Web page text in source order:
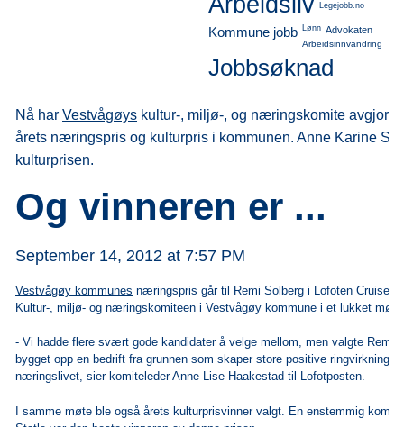
Legejobb.no
Kommune jobb Lønn Advokaten
Arbeidsinnvandring
Jobbsøknad
Nå harVestvågøys kultur-, miljø-, og næringskomite avgjort
årets næringspris og kulturpris i kommunen. Anne Karine
kulturprisen.
Og vinneren er ...
September 14, 2012 at 7:57 PM
Vestvågøy kommunes næringspris går til Remi Solberg i Lofoten Cruise
Kultur-, miljø- og næringskomiteen i Vestvågøy kommune i et lukket
- Vi hadde flere svært gode kandidater å velge mellom, men valgte Remi
bygget opp en bedrift fra grunnen som skaper store positive ringvirkninger
næringslivet, sier komiteleder Anne Lise Haakestad til Lofotposten.
I samme møte ble også årets kulturprisvinner valgt. En enstemmig